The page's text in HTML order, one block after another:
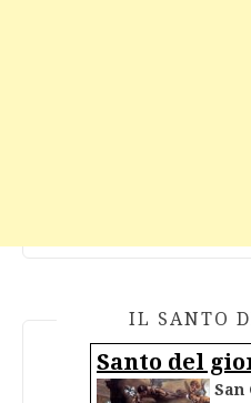
IL SANTO
Santo del
San